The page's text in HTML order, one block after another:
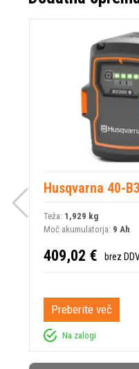
Husqvarna 40-
Teža: 1,929 kg
Moč akumulatorja: 9 Ah
409,02 € brez
Preberite več
Na zalogi